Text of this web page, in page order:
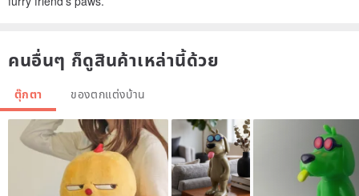
คนอื่นๆ ก็ดูสินค้าเหล่านี้ด้วย
ตุ๊กตา ของตกแต่งบ้าน